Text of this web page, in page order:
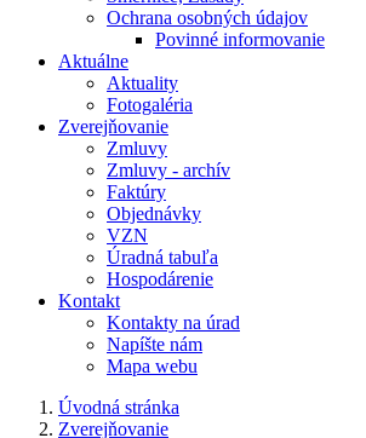
Ochrana osobných údajov
Povinné informovanie
Aktuálne
Aktuality
Fotogaléria
Zverejňovanie
Zmluvy
Zmluvy - archív
Faktúry
Objednávky
VZN
Úradná tabuľa
Hospodárenie
Kontakt
Kontakty na úrad
Napíšte nám
Mapa webu
Úvodná stránka
Zverejňovanie